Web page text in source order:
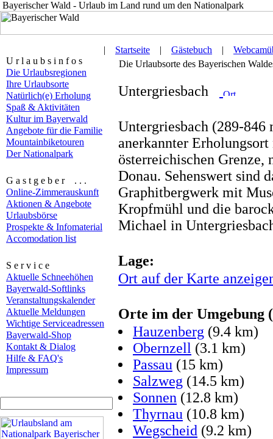
Bayerischer Wald - Urlaub im Land rund um den Nationalpark
| Startseite | Gästebuch |
U r l a u b s i n f o s
Die Urlaubsregionen
Ihre Urlaubsorte
Natürlich(e) Erholung
Spaß & Aktivitäten
Kultur im Bayerwald
Angebote für die Familie
Mountainbiketouren
Der Nationalpark
G a s t g e b e r . . .
Online-Zimmerauskunft
Aktionen & Angebote
Urlaubsbörse
Prospekte & Infomaterial
Accomodation list
S e r v i c e
Aktuelle Schneehöhen
Bayerwald-Softlinks
Veranstaltungskalender
Aktuelle Meldungen
Wichtige Serviceadressen
Bayerwald-Shop
Kontakt & Dialog
Hilfe & FAQ's
Impressum
Die Urlaubsorte des Bayerischen
Untergriesbach
Untergriesbach (289-846
anerkannter Erholungsort
österreichischen Grenze,
Donau. Sehenswert sind
Graphitbergwerk mit
Kropfmühl und die
Michael in
Lage:
Ort auf der Karte
Orte im der
Hauzenberg (9.4 km)
Obernzell (3.1 km)
Passau (15 km)
Salzweg (14.5 km)
Sonnen (12.8 km)
Thyrnau (10.8 km)
Wegscheid (9.2 km)